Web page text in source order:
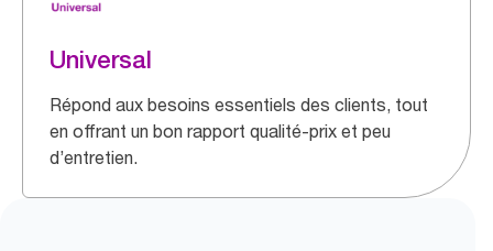
Universal
Répond aux besoins essentiels des clients, tout
en offrant un bon rapport qualité-prix et peu
d’entretien.